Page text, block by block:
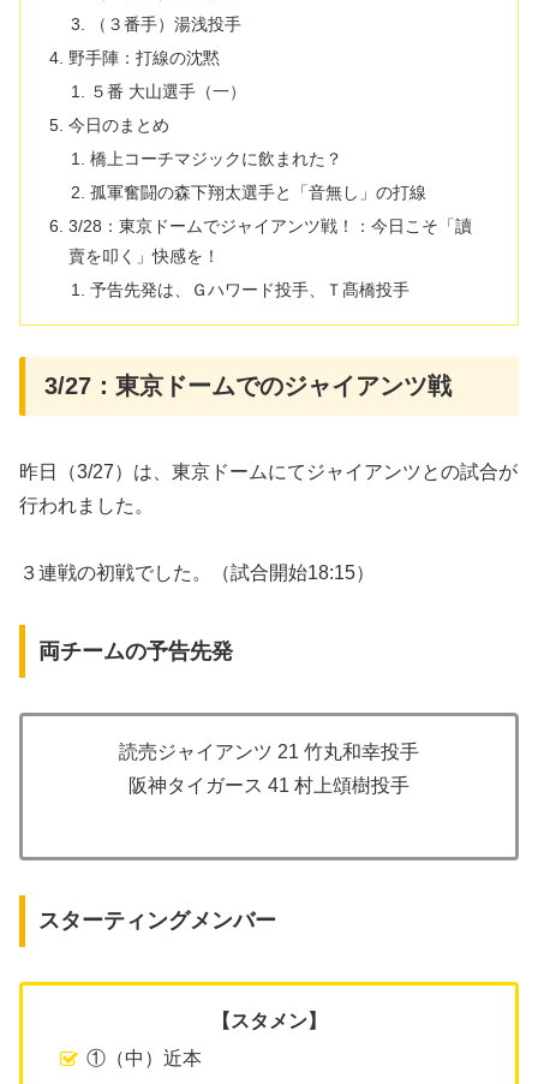
（３番手）湯浅投手
野手陣：打線の沈黙
５番 大山選手（一）
今日のまとめ
橋上コーチマジックに飲まれた？
孤軍奮闘の森下翔太選手と「音無し」の打線
3/28：東京ドームでジャイアンツ戦！：今日こそ「讀
賣を叩く」快感を！
予告先発は、Ｇハワード投手、Ｔ髙橋投手
3/27：東京ドームでのジャイアンツ戦
昨日（3/27）は、東京ドームにてジャイアンツとの試合が
行われました。
３連戦の初戦でした。（試合開始18:15）
両チームの予告先発
読売ジャイアンツ 21 竹丸和幸投手
阪神タイガース 41 村上頌樹投手
スターティングメンバー
【スタメン】
①（中）近本